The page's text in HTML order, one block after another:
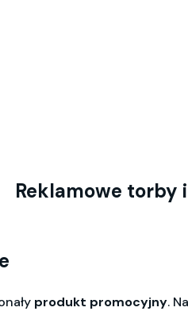
Reklamowe torby
produkt promocyjny.